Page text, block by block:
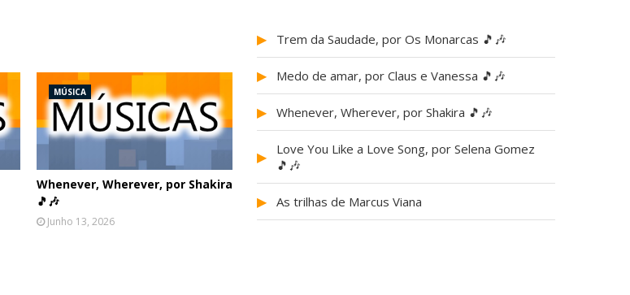
MÚSICA
Whenever, Wherever, por Shakira
🎵🎶
Junho 13, 2026
▶ Trem da Saudade, por Os Monarcas 🎵🎶
▶ Medo de amar, por Claus e Vanessa 🎵🎶
▶ Whenever, Wherever, por Shakira 🎵🎶
▶
Love You Like a Love Song, por Selena Gomez
🎵🎶
▶ As trilhas de Marcus Viana